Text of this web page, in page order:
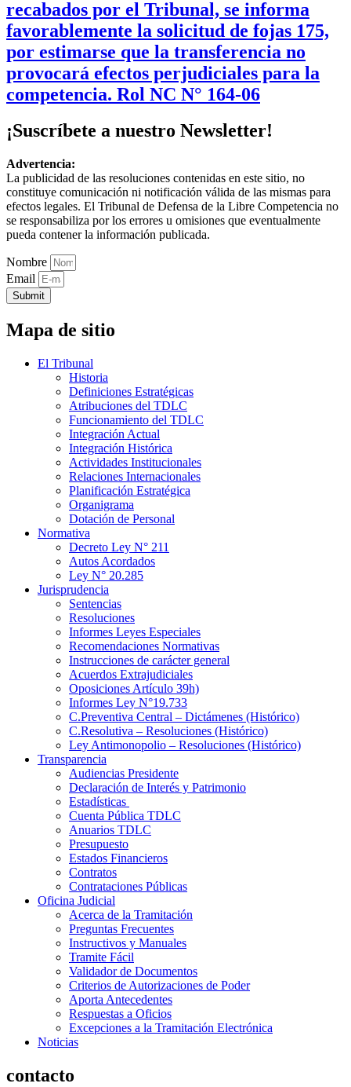
recabados por el Tribunal, se informa
favorablemente la solicitud de fojas 175,
por estimarse que la transferencia no
provocará efectos perjudiciales para la
competencia. Rol NC N° 164-06
¡Suscríbete a nuestro Newsletter!
Advertencia:
La publicidad de las resoluciones contenidas en este sitio, no
constituye comunicación ni notificación válida de las mismas para
efectos legales. El Tribunal de Defensa de la Libre Competencia no
se responsabiliza por los errores u omisiones que eventualmente
pueda contener la información publicada.
Nombre
Email
Submit
Mapa de sitio
El Tribunal
Historia
Definiciones Estratégicas
Atribuciones del TDLC
Funcionamiento del TDLC
Integración Actual
Integración Histórica
Actividades Institucionales
Relaciones Internacionales
Planificación Estratégica
Organigrama
Dotación de Personal
Normativa
Decreto Ley N° 211
Autos Acordados
Ley N° 20.285
Jurisprudencia
Sentencias
Resoluciones
Informes Leyes Especiales
Recomendaciones Normativas
Instrucciones de carácter general
Acuerdos Extrajudiciales
Oposiciones Artículo 39h)
Informes Ley N°19.733
C.Preventiva Central – Dictámenes (Histórico)
C.Resolutiva – Resoluciones (Histórico)
Ley Antimonopolio – Resoluciones (Histórico)
Transparencia
Audiencias Presidente
Declaración de Interés y Patrimonio
Estadísticas
Cuenta Pública TDLC
Anuarios TDLC
Presupuesto
Estados Financieros
Contratos
Contrataciones Públicas
Oficina Judicial
Acerca de la Tramitación
Preguntas Frecuentes
Instructivos y Manuales
Tramite Fácil
Validador de Documentos
Criterios de Autorizaciones de Poder
Aporta Antecedentes
Respuestas a Oficios
Excepciones a la Tramitación Electrónica
Noticias
contacto